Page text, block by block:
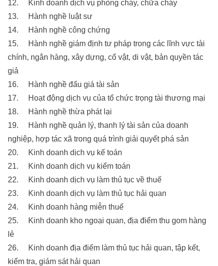
12. Kinh doanh dịch vụ phòng cháy, chữa cháy
13. Hành nghề luật sư
14. Hành nghề công chứng
15. Hành nghề giám định tư pháp trong các lĩnh vực tài
chính, ngân hàng, xây dựng, cổ vật, di vật, bản quyền tác
giả
16. Hành nghề đấu giá tài sản
17. Hoạt động dịch vụ của tổ chức trọng tài thương mại
18. Hành nghề thừa phát lại
19. Hành nghề quản lý, thanh lý tài sản của doanh
nghiệp, hợp tác xã trong quá trình giải quyết phá sản
20. Kinh doanh dịch vụ kế toán
21. Kinh doanh dịch vụ kiểm toán
22. Kinh doanh dịch vụ làm thủ tục về thuế
23. Kinh doanh dịch vụ làm thủ tục hải quan
24. Kinh doanh hàng miễn thuế
25. Kinh doanh kho ngoại quan, địa điểm thu gom hàng
lẻ
26. Kinh doanh địa điểm làm thủ tục hải quan, tập kết,
kiểm tra, giám sát hải quan